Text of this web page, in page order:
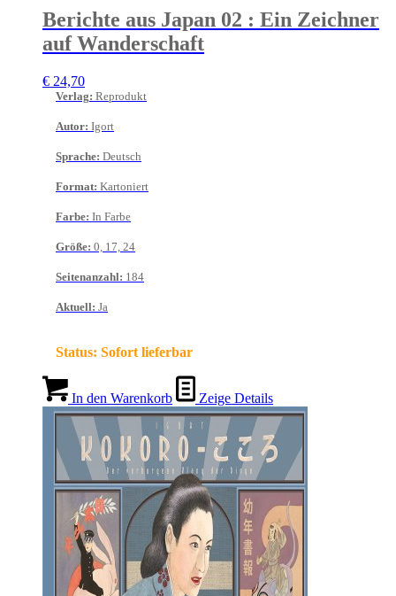
Berichte aus Japan 02 : Ein Zeichner
auf Wanderschaft
€ 24,70
Verlag: Reprodukt
Autor: Igort
Sprache: Deutsch
Format: Kartoniert
Farbe: In Farbe
Größe: 0, 17, 24
Seitenanzahl: 184
Aktuell: Ja
Status: Sofort lieferbar
In den Warenkorb Zeige Details